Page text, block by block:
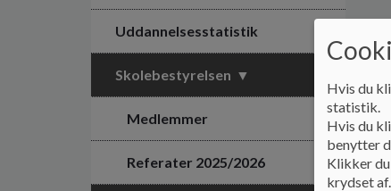
Uddannelsesstatistik
Skolebestyrelsen
Medlemmer
Referater 2025/2026
Hvis du
statistik.
Hvis du
benytter
Klikker
krydset af.